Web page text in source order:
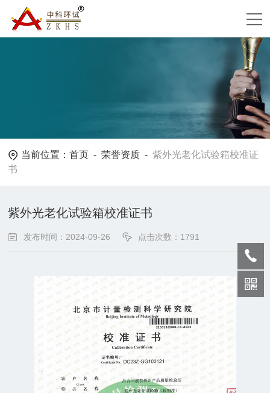
当前位置：首页 -荣誉资质 -紫外光老化试验箱校准证
书
紫外光老化试验箱校准证书
发布时间：2024-09-26 点击次数：1791